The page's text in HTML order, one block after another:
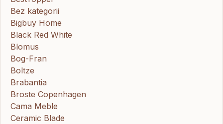
Bez kategorii
Bigbuy Home
Black Red White
Blomus
Bog-Fran
Boltze
Brabantia
Broste Copenhagen
Cama Meble
Ceramic Blade